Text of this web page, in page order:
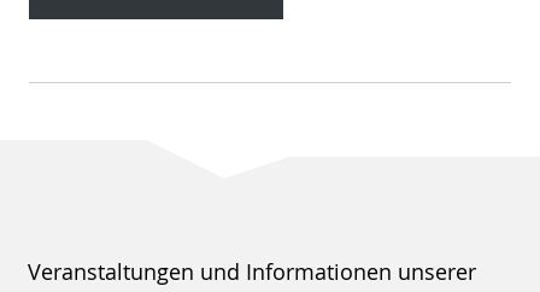
Veranstaltungen und Informationen unserer